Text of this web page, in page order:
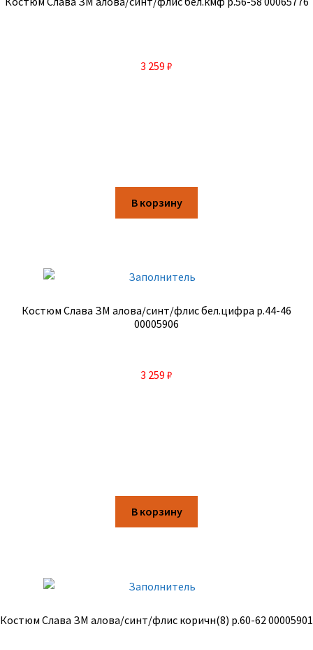
3 259 ₽
В корзину
Костюм Слава ЗМ алова/синт/флис бел.цифра р.44-46
00005906
3 259 ₽
В корзину
Костюм Слава ЗМ алова/синт/флис коричн(8) р.60-62 00005901